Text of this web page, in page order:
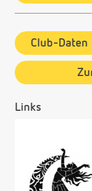
Club-Daten
Links